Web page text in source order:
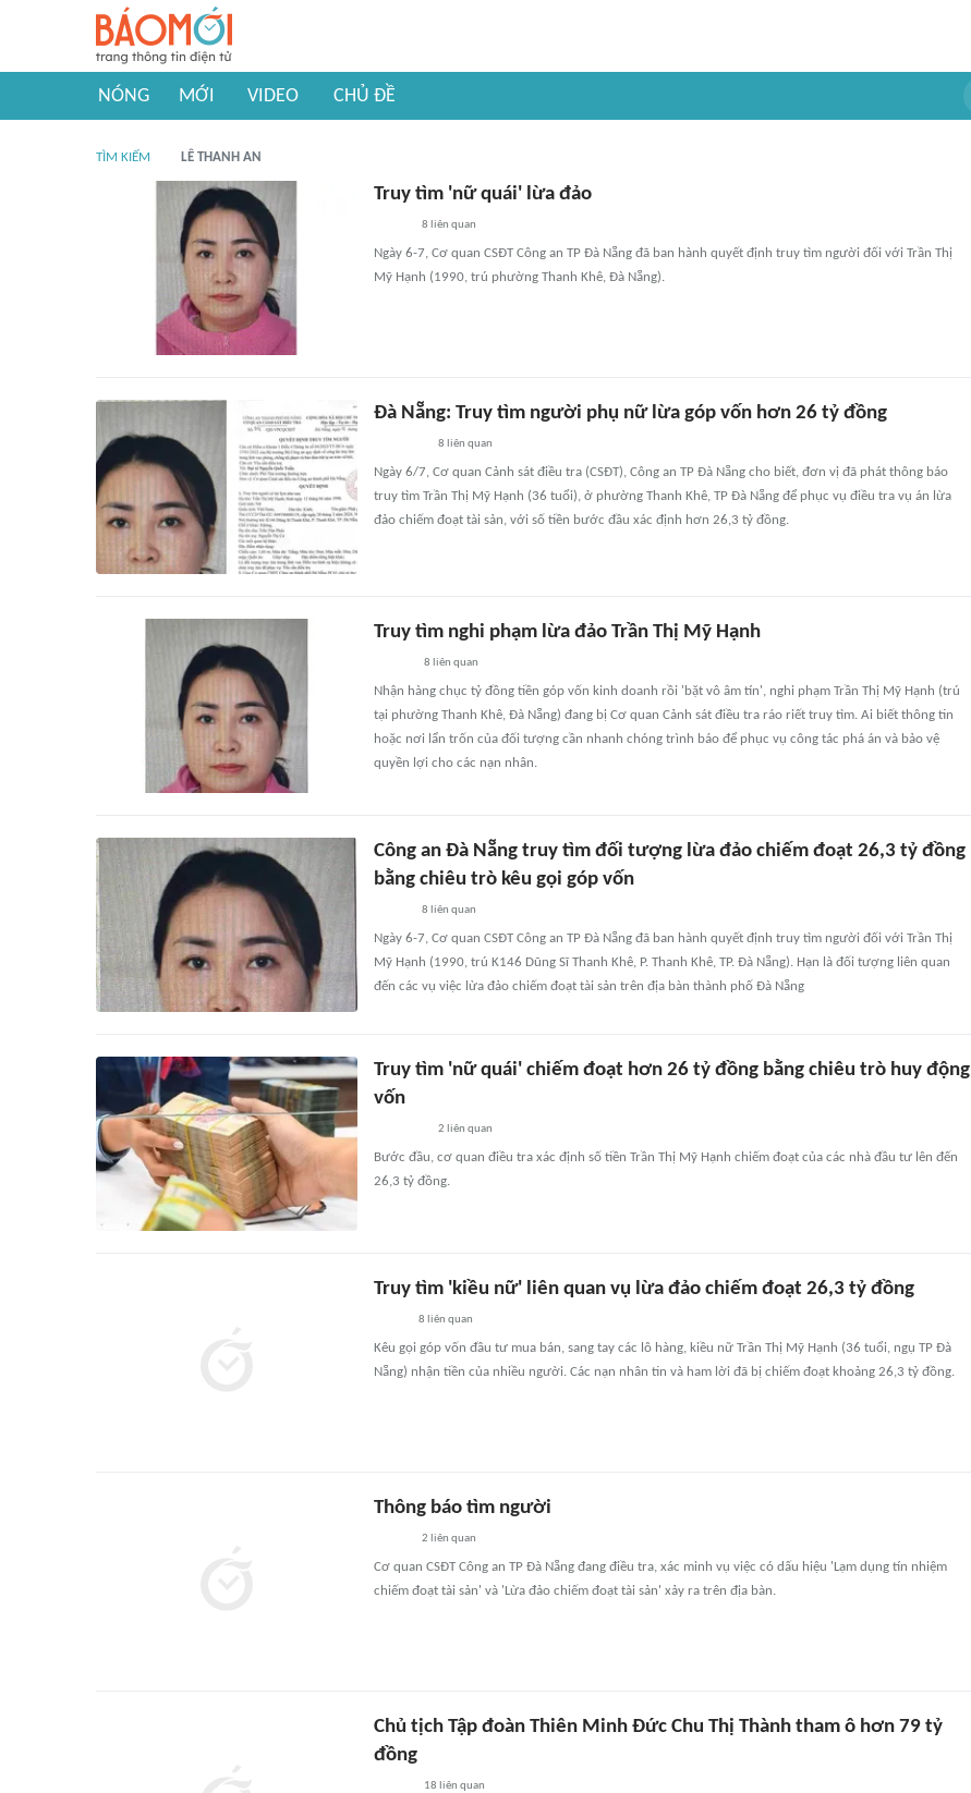
NÓNG MỚI VIDEO CHỦ ĐỀ
TÌM KIẾM LÊ THANH AN
Truy tìm 'nữ quái' lừa đảo
8 liên quan
Ngày 6-7, Cơ quan CSĐT Công an TP Đà Nẵng đã ban hành quyết định truy tìm người đối với Trần Thị
Mỹ Hạnh (1990, trú phường Thanh Khê, Đà Nẵng).
Đà Nẵng: Truy tìm người phụ nữ lừa góp vốn hơn 26 tỷ đồng
8 liên quan
Ngày 6/7, Cơ quan Cảnh sát điều tra (CSĐT), Công an TP Đà Nẵng cho biết, đơn vị đã phát thông báo
truy tìm Trần Thị Mỹ Hạnh (36 tuổi), ở phường Thanh Khê, TP Đà Nẵng để phục vụ điều tra vụ án lừa
đảo chiếm đoạt tài sản, với số tiền bước đầu xác định hơn 26,3 tỷ đồng.
Truy tìm nghi phạm lừa đảo Trần Thị Mỹ Hạnh
8 liên quan
Nhận hàng chục tỷ đồng tiền góp vốn kinh doanh rồi 'bặt vô âm tín', nghi phạm Trần Thị Mỹ Hạnh (trú
tại phường Thanh Khê, Đà Nẵng) đang bị Cơ quan Cảnh sát điều tra ráo riết truy tìm. Ai biết thông tin
hoặc nơi lẩn trốn của đối tượng cần nhanh chóng trình báo để phục vụ công tác phá án và bảo vệ
quyền lợi cho các nạn nhân.
Công an Đà Nẵng truy tìm đối tượng lừa đảo chiếm đoạt 26,3 tỷ đồng
bằng chiêu trò kêu gọi góp vốn
8 liên quan
Ngày 6-7, Cơ quan CSĐT Công an TP Đà Nẵng đã ban hành quyết định truy tìm người đối với Trần Thị
Mỹ Hạnh (1990, trú K146 Dũng Sĩ Thanh Khê, P. Thanh Khê, TP. Đà Nẵng). Hạn là đối tượng liên quan
đến các vụ việc lừa đảo chiếm đoạt tài sản trên địa bàn thành phố Đà Nẵng
Truy tìm 'nữ quái' chiếm đoạt hơn 26 tỷ đồng bằng chiêu trò huy động
vốn
2 liên quan
Bước đầu, cơ quan điều tra xác định số tiền Trần Thị Mỹ Hạnh chiếm đoạt của các nhà đầu tư lên đến
26,3 tỷ đồng.
Truy tìm 'kiều nữ' liên quan vụ lừa đảo chiếm đoạt 26,3 tỷ đồng
8 liên quan
Kêu gọi góp vốn đầu tư mua bán, sang tay các lô hàng, kiều nữ Trần Thị Mỹ Hạnh (36 tuổi, ngụ TP Đà
Nẵng) nhận tiền của nhiều người. Các nạn nhân tin và ham lời đã bị chiếm đoạt khoảng 26,3 tỷ đồng.
Thông báo tìm người
2 liên quan
Cơ quan CSĐT Công an TP Đà Nẵng đang điều tra, xác minh vụ việc có dấu hiệu 'Lạm dụng tín nhiệm
chiếm đoạt tài sản' và 'Lừa đảo chiếm đoạt tài sản' xảy ra trên địa bàn.
Chủ tịch Tập đoàn Thiên Minh Đức Chu Thị Thành tham ô hơn 79 tỷ
đồng
18 liên quan